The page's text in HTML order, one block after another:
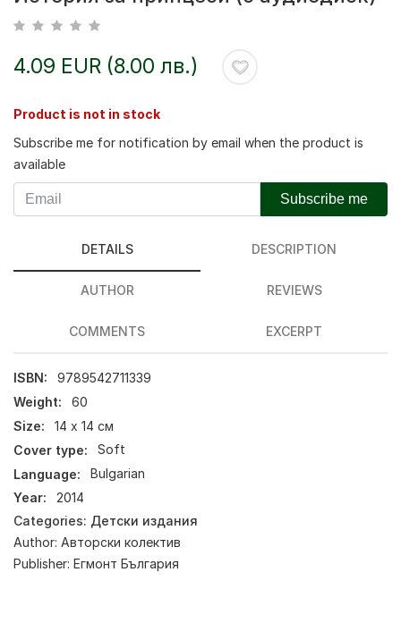
4.09 EUR (8.00 лв.)
Product is not in stock
Subscribe me for notification by email when the product is
available
Subscribe me
DETAILS DESCRIPTION
AUTHOR REVIEWS
COMMENTS EXCERPT
ISBN:
9789542711339
Weight:
60
Size:
14 х 14 см
Cover type:
Soft
Language:
Bulgarian
Year:
2014
Categories: Детски издания
Author: Авторски колектив
Publisher: Егмонт България